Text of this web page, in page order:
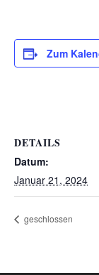
Zum
DETAILS
Datum:
Januar 21, 2024
geschlossen